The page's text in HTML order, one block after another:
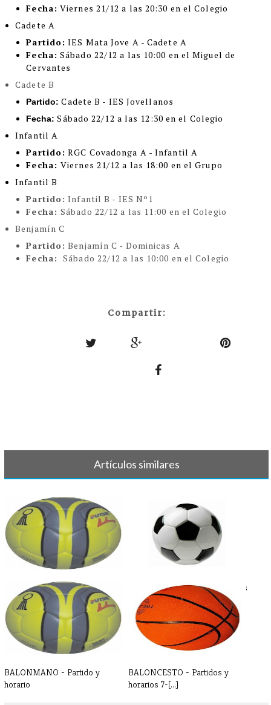
Fecha: Viernes 21/12 a las 20:30 en el Colegio
Cadete A
Partido: IES Mata Jove A - Cadete A
Fecha: Sábado 22/12 a las 10:00 en el Miguel de
Cervantes
Cadete B
Partido: Cadete B - IES Jovellanos
Fecha: Sábado 22/12 a las 12:30 en el Colegio
Infantil A
Partido: RGC Covadonga A - Infantil A
Fecha:Viernes 21/12 a las 18:00 en el Grupo
Infantil B
Partido: Infantil B - IES Nº1
Fecha:Sábado 22/12 a las 11:00 en el Colegio
Benjamín C
Partido: Benjamín C - Dominicas A
Fecha: Sábado 22/12 a las 10:00 en el Colegio
Compartir:
Artículos similares
BALONMANO - Crónica y
resultado 7 d[...]
FÚTBOL - Crónicas y resultados
8-9 [...]
BALONMANO - Partido y
horario
BALONCESTO - Partidos y
horarios 7-[...]